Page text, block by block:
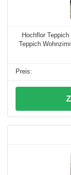
Hochflor
Teppich